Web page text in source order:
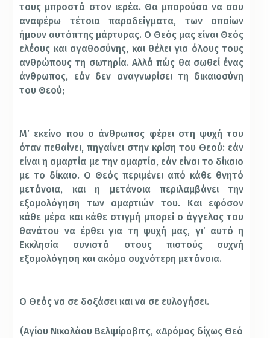
τους μπροστά στον ιερέα. Θα μπορούσα να σου
αναφέρω τέτοια παραδείγματα, των οποίων
ήμουν αυτόπτης μάρτυρας. Ο Θεός μας είναι Θεός
ελέους και αγαθοσύνης, και θέλει για όλους τους
ανθρώπους τη σωτηρία. Αλλά πώς θα σωθεί ένας
άνθρωπος, εάν δεν αναγνωρίσει τη δικαιοσύνη
του Θεού;
Μ’ εκείνο που ο άνθρωπος φέρει στη ψυχή του
όταν πεθαίνει, πηγαίνει στην κρίση του Θεού: εάν
είναι η αμαρτία με την αμαρτία, εάν είναι το δίκαιο
με το δίκαιο. Ο Θεός περιμένει από κάθε θνητό
μετάνοια, και η μετάνοια περιλαμβάνει την
εξομολόγηση των αμαρτιών του. Και εφόσον
κάθε μέρα και κάθε στιγμή μπορεί ο άγγελος του
θανάτου να έρθει για τη ψυχή μας, γι’ αυτό η
Εκκλησία συνιστά στους πιστούς συχνή
εξομολόγηση και ακόμα συχνότερη μετάνοια.
Ο Θεός να σε δοξάσει και να σε ευλογήσει.
(Αγίου Νικολάου Βελιμίροβιτς, «Δρόμος δίχως Θεό